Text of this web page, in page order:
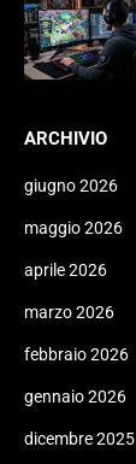
ARCHIVIO
giugno 2026
maggio 2026
aprile 2026
marzo 2026
febbraio 2026
gennaio 2026
dicembre 2025